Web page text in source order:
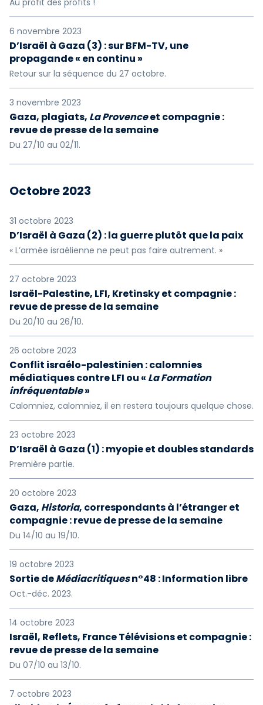
Au profit des profits !
6 novembre 2023
D’Israël à Gaza (3) : sur BFM-TV, une
propagande « en continu »
Retour sur la séquence du 27 octobre.
3 novembre 2023
Gaza, plagiats, La Provenceet compagnie :
revue de presse de la semaine
Du 27/10 au 02/11.
Octobre 2023
31 octobre 2023
D’Israël à Gaza (2) : la guerre plutôt que la paix
« L’armée israélienne ne peut pas faire autrement. »
27 octobre 2023
Israël-Palestine, LFI, Kretinsky et compagnie :
revue de presse de la semaine
Du 20/10 au 26/10.
26 octobre 2023
Conflit israélo-palestinien : calomnies
médiatiques contre LFI ou « La Formation
infréquentable»
Calomniez, calomniez, il en restera toujours quelque chose.
23 octobre 2023
D’Israël à Gaza (1) : myopie et doubles standards
Première partie.
20 octobre 2023
Gaza, Historia, correspondants à l’étranger et
compagnie : revue de presse de la semaine
Du 14/10 au 19/10.
19 octobre 2023
Sortie deMédiacritiquesn°48 : Information libre
Oct.-déc. 2023.
14 octobre 2023
Israël, Reflets, France Télévisions et compagnie :
revue de presse de la semaine
Du 07/10 au 13/10.
7 octobre 2023